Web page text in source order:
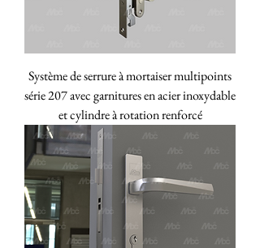
Système de serrure à mortaiser multipoints
série 207 avec garnitures en acier inoxydable
et cylindre à rotation renforcé